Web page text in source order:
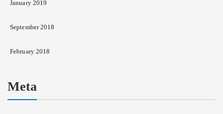
January 2019
September 2018
February 2018
Meta